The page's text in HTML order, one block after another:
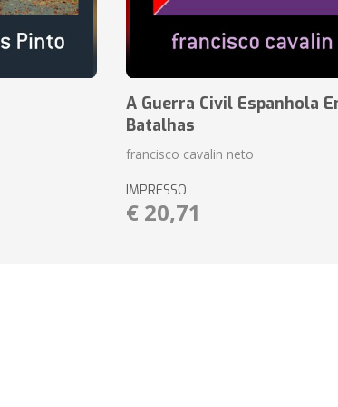
A Guerra Civil Espanhola
Batalhas
francisco cavalin neto
IMPRESSO
€ 20,71